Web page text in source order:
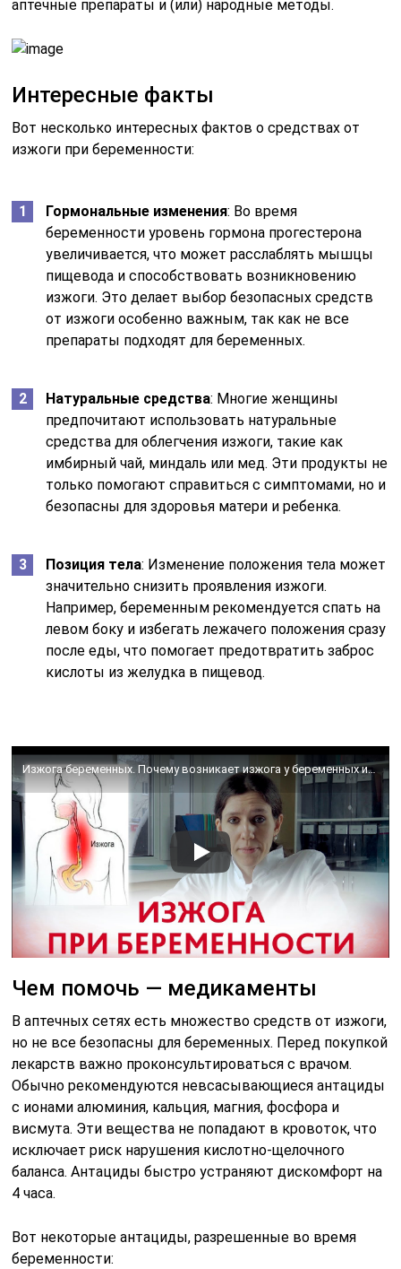
аптечные препараты и (или) народные методы.
Интересные факты
Вот несколько интересных фактов о средствах от
изжоги при беременности:
Гормональные изменения: Во время
беременности уровень гормона прогестерона
увеличивается, что может расслаблять мышцы
пищевода и способствовать возникновению
изжоги. Это делает выбор безопасных средств
от изжоги особенно важным, так как не все
препараты подходят для беременных.
Натуральные средства: Многие женщины
предпочитают использовать натуральные
средства для облегчения изжоги, такие как
имбирный чай, миндаль или мед. Эти продукты не
только помогают справиться с симптомами, но и
безопасны для здоровья матери и ребенка.
Позиция тела: Изменение положения тела может
значительно снизить проявления изжоги.
Например, беременным рекомендуется спать на
левом боку и избегать лежачего положения сразу
после еды, что помогает предотвратить заброс
кислоты из желудка в пищевод.
Изжога беременных. Почему возникает изжога у беременных и как с ней бороться.
Чем помочь — медикаменты
В аптечных сетях есть множество средств от изжоги,
но не все безопасны для беременных. Перед покупкой
лекарств важно проконсультироваться с врачом.
Обычно рекомендуются невсасывающиеся антациды
с ионами алюминия, кальция, магния, фосфора и
висмута. Эти вещества не попадают в кровоток, что
исключает риск нарушения кислотно-щелочного
баланса. Антациды быстро устраняют дискомфорт на
4 часа.
Вот некоторые антациды, разрешенные во время
беременности: